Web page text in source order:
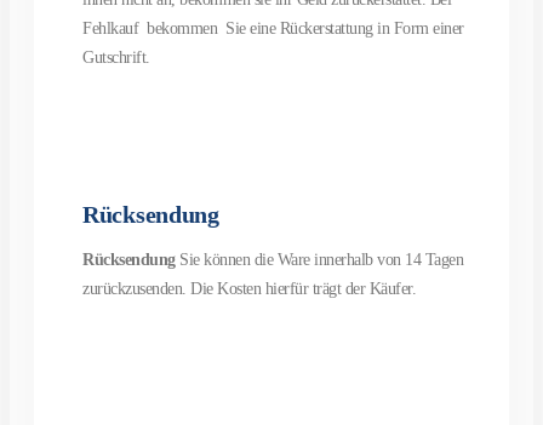
Fehlkauf bekommen Sie eine Rückerstattung in Form einer
Gutschrift.
Rücksendung
RücksendungSie können die Ware innerhalb von 14 Tagen
zurückzusenden. Die Kosten hierfür trägt der Käufer.